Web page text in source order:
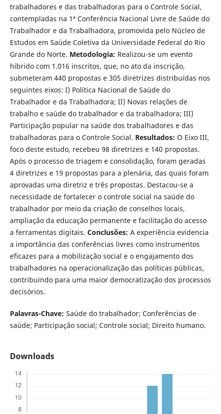
trabalhadores e das trabalhadoras para o Controle Social,
contempladas na 1ª Conferência Nacional Livre de Saúde do
Trabalhador e da Trabalhadora, promovida pelo Núcleo de
Estudos em Saúde Coletiva da Universidade Federal do Rio
Grande do Norte. Metodologia: Realizou-se um evento
híbrido com 1.016 inscritos, que, no ato da inscrição,
submeteram 440 propostas e 305 diretrizes distribuídas nos
seguintes eixos: I) Política Nacional de Saúde do
Trabalhador e da Trabalhadora; II) Novas relações de
trabalho e saúde do trabalhador e da trabalhadora; III)
Participação popular na saúde dos trabalhadores e das
trabalhadoras para o Controle Social. Resultados: O Eixo III,
foco deste estudo, recebeu 98 diretrizes e 140 propostas.
Após o processo de triagem e consolidação, foram geradas
4 diretrizes e 19 propostas para a plenária, das quais foram
aprovadas uma diretriz e três propostas. Destacou-se a
necessidade de fortalecer o controle social na saúde do
trabalhador por meio da criação de conselhos locais,
ampliação da educação permanente e facilitação do acesso
a ferramentas digitais. Conclusões: A experiência evidencia
a importância das conferências livres como instrumentos
eficazes para a mobilização social e o engajamento dos
trabalhadores na operacionalização das políticas públicas,
contribuindo para uma maior democratização dos processos
decisórios.
Palavras-Chave: Saúde do trabalhador; Conferências de
saúde; Participação social; Controle social; Direito humano.
Downloads